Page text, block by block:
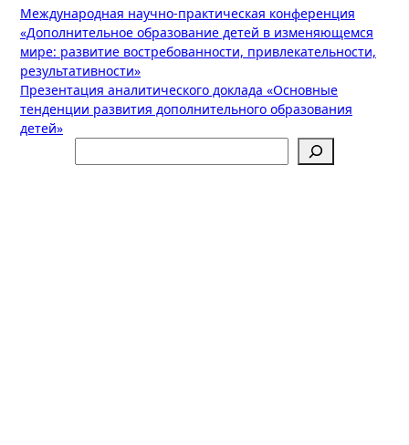
Навигация
по
записям
Международная научно-практическая конференция
«Дополнительное образование детей в изменяющемся
мире: развитие востребованности, привлекательности,
результативности»
Презентация аналитического доклада «Основные
тенденции развития дополнительного образования
детей»